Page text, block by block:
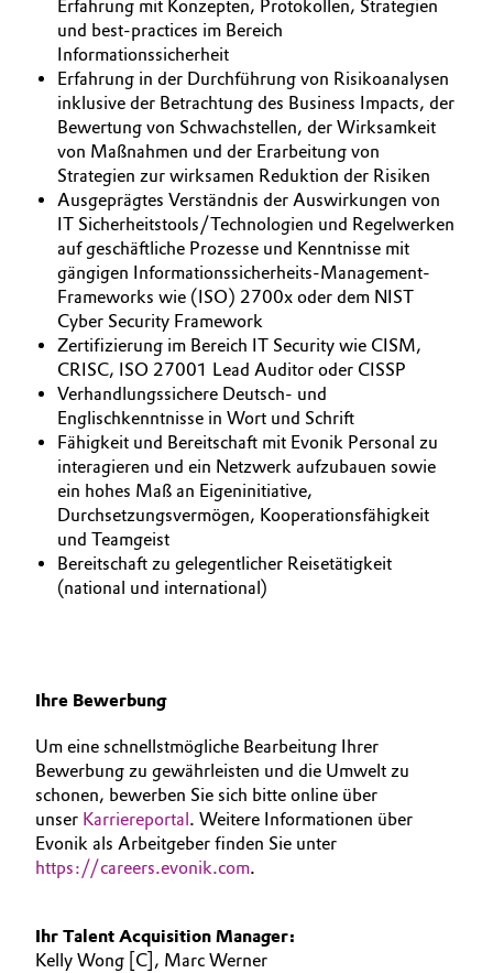
Erfahrung mit Konzepten, Protokollen, Strategien
und best-practices im Bereich
Informationssicherheit
Erfahrung in der Durchführung von Risikoanalysen
inklusive der Betrachtung des Business Impacts, der
Bewertung von Schwachstellen, der Wirksamkeit
von Maßnahmen und der Erarbeitung von
Strategien zur wirksamen Reduktion der Risiken
Ausgeprägtes Verständnis der Auswirkungen von
IT Sicherheitstools/Technologien und Regelwerken
auf geschäftliche Prozesse und Kenntnisse mit
gängigen Informationssicherheits-Management-
Frameworks wie (ISO) 2700x oder dem NIST
Cyber Security Framework
Zertifizierung im Bereich IT Security wie CISM,
CRISC, ISO 27001 Lead Auditor oder CISSP
Verhandlungssichere Deutsch- und
Englischkenntnisse in Wort und Schrift
Fähigkeit und Bereitschaft mit Evonik Personal zu
interagieren und ein Netzwerk aufzubauen sowie
ein hohes Maß an Eigeninitiative,
Durchsetzungsvermögen, Kooperationsfähigkeit
und Teamgeist
Bereitschaft zu gelegentlicher Reisetätigkeit
(national und international)
Ihre Bewerbung
Um eine schnellstmögliche Bearbeitung Ihrer
Bewerbung zu gewährleisten und die Umwelt zu
schonen, bewerben Sie sich bitte online über
unser Karriereportal. Weitere Informationen über
Evonik als Arbeitgeber finden Sie unter
https://careers.evonik.com.
Ihr Talent Acquisition Manager:
Kelly Wong [C], Marc Werner